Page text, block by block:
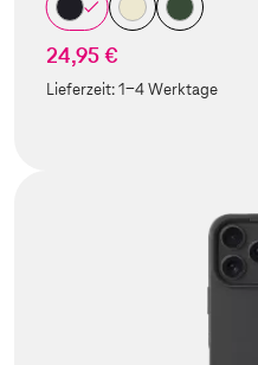
24,95 €
Lieferzeit:1-4 Werktage